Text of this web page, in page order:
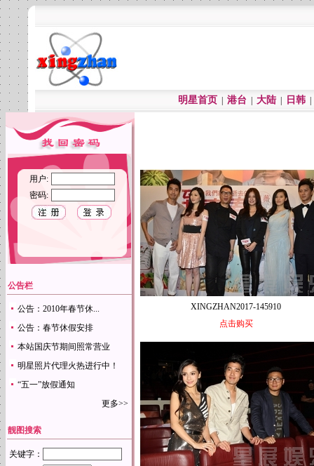
明星首页 港台 大陆 日韩
用户:
密码:
公告栏
公告：2010年春节休...
公告：春节休假安排
本站国庆节期间照常营业
明星照片代理火热进行中！
“五一”放假通知
更多>>
靓图搜索
关键字：
XINGZHAN2017-145910
点击购买